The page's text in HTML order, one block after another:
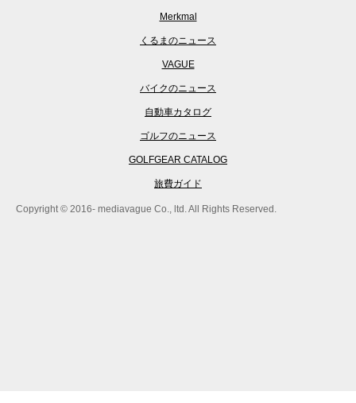
Merkmal
くるまのニュース
VAGUE
バイクのニュース
自動車カタログ
ゴルフのニュース
GOLFGEAR CATALOG
旅費ガイド
Copyright © 2016- mediavague Co., ltd. All Rights Reserved.